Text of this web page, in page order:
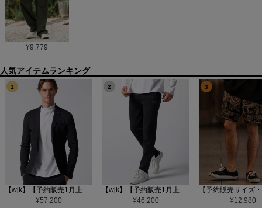
¥9,779
1
【wjk】【予約販売1月上旬～中旬入荷】function knit jacket(jacquard check) ニットジャケット(207 mw08j)
¥57,200
2
【wjk】【予約販売1月上旬～中旬入荷】function knit easy slacks(jacquard check) ニットイージーパンツ(504 mw08j)
¥46,200
3
¥12,980